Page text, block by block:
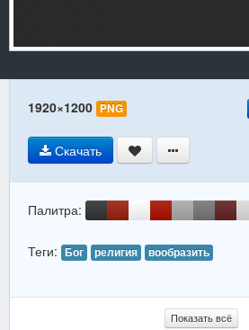
1920×1200 PNG
Скачать
Палитра:
Теги: Бог религия вообразить
Показать всё